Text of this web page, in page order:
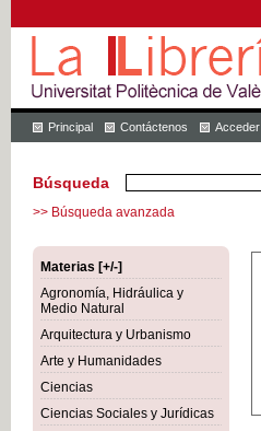
Principal Contáctenos Acceder
Búsqueda
>> Búsqueda avanzada
Materias [+/-]
Agronomía, Hidráulica y
Medio Natural
Arquitectura y Urbanismo
Arte y Humanidades
Ciencias
Ciencias Sociales y Jurídicas